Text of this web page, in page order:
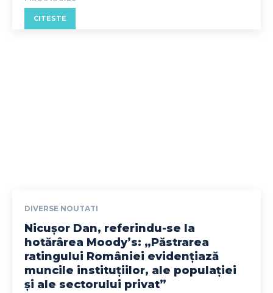
CITESTE
DIVERSE NOUTATI
Nicușor Dan, referindu-se la
hotărârea Moody’s: „Păstrarea
ratingului României evidențiază
muncile instituțiilor, ale populației
și ale sectorului privat”